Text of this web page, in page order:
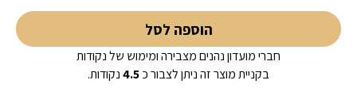
הוספה לסל
חברי מועדון נהנים מצבירה ומימוש של נקודות
בקניית מוצר זה ניתן לצבור כ4.5נקודות.